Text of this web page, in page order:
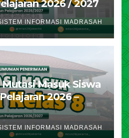
2026 / 2027
INFORMASI MADRASAH
Masuk Siswa
2026 –
INFORMASI MADRASAH